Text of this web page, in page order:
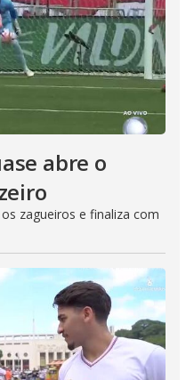
abre o
zagueiros e finaliza com